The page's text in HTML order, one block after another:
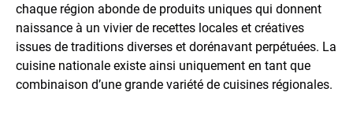
chaque région abonde de produits uniques qui donnent
naissance à un vivier de recettes locales et créatives
issues de traditions diverses et dorénavant perpétuées. La
cuisine nationale existe ainsi uniquement en tant que
combinaison d’une grande variété de cuisines régionales.